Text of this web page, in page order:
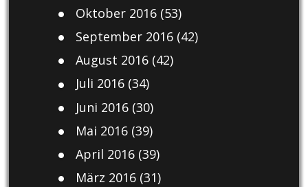
Oktober 2016(53)
September 2016(42)
August 2016(42)
Juli 2016(34)
Juni 2016(30)
Mai 2016(39)
April 2016(39)
März 2016(31)